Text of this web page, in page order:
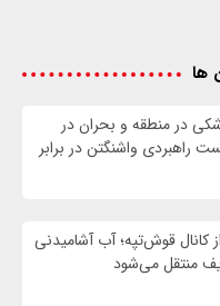
ها
در منطقه و بحران در
راهبردی واشنگتن در برابر
کانال قوش‌تپه؛ آب آشامیدنی
منتقل می‌شود